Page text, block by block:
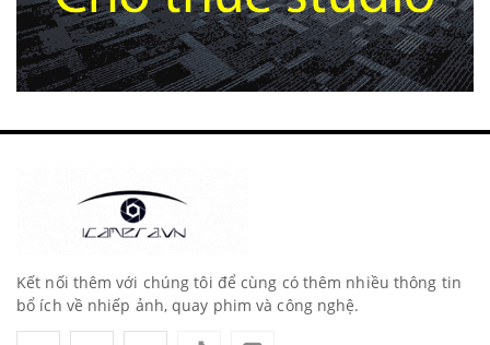
Kết nối thêm với chúng tôi để cùng có thêm nhiều thông tin
bổ ích về nhiếp ảnh, quay phim và công nghệ.